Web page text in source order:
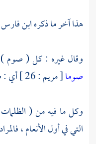
هذا آخر ما ذكرهابن فارس
وقال غيره : كل ( صوم )
صوما[ مريم : 26 ] أي : صمتا .
وكل ما فيه من ( الظلمات
التي في أول الأنعام ،